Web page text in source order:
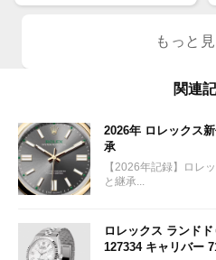
株価が下がっても、上がっても
もっと
関連
2026年 ロレックス
承
【2026年記録】ロレ
と継承...
ロレックス ランド
127334 キャリバー